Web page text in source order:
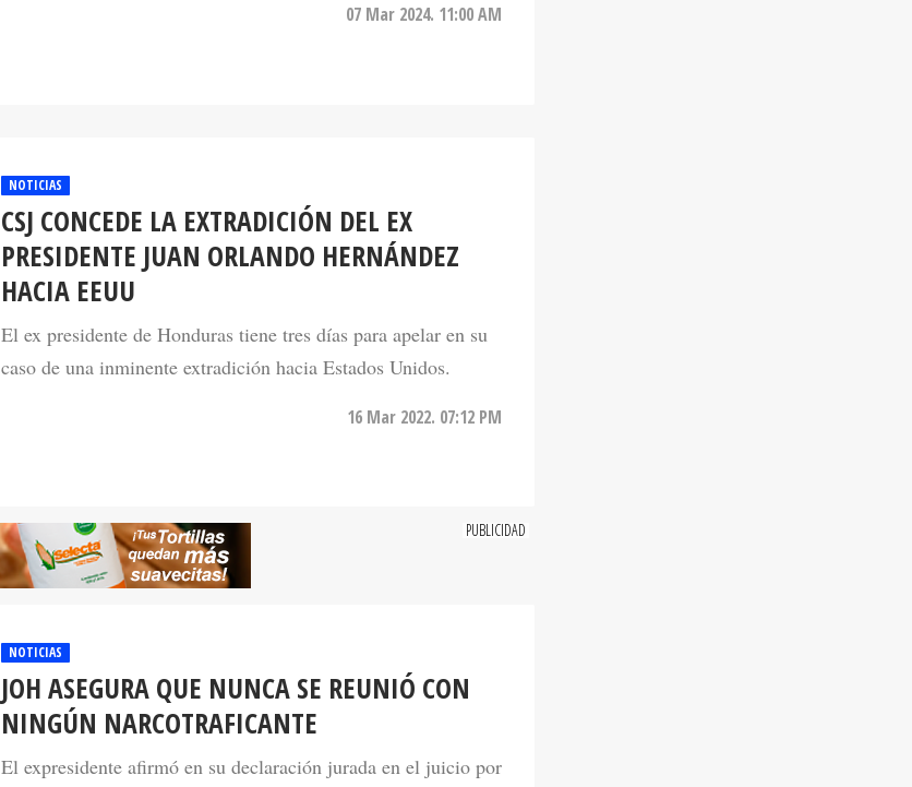
07 Mar 2024. 11:00 AM
NOTICIAS
CSJ CONCEDE LA EXTRADICIÓN DEL EX
PRESIDENTE JUAN ORLANDO HERNÁNDEZ
HACIA EEUU
El ex presidente de Honduras tiene tres días para apelar en su
caso de una inminente extradición hacia Estados Unidos.
16 Mar 2022. 07:12 PM
JOH ASEGURA QUE NUNCA SE REUNIÓ CON
NINGÚN NARCOTRAFICANTE
El expresidente afirmó en su declaración jurada en el juicio por
narcotráfico que busca someterlo a por lo menos una cadena